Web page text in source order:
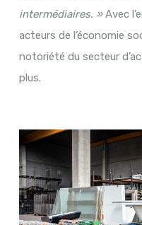
intermédiaires. »Avec
acteurs de l’économie
notoriété du secteur
plus.